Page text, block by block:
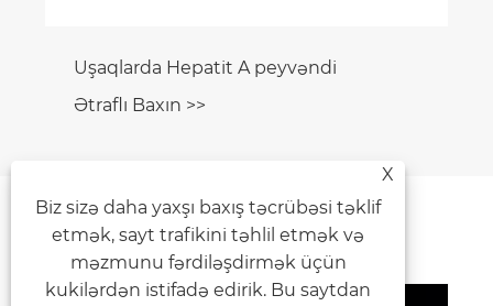
Xəbər Tövsiyələri
X
Biz sizə daha yaxşı baxış təcrübəsi təklif
etmək, sayt trafikini təhlil etmək və
məzmunu fərdiləşdirmək üçün
kukilərdən istifadə edirik. Bu saytdan